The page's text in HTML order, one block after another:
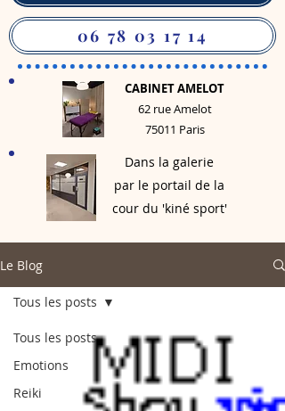
06 78 03 17 14
CABINET AMELOT
62 rue Amelot
75011 Paris
Dans la galerie
par le portail de la
cour du 'kiné sport'
Le Blog
Tous les posts
Emotions
Reiki
Tous les posts